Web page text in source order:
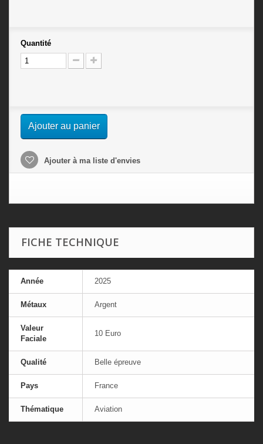
Quantité
Ajouter au panier
Ajouter à ma liste d'envies
FICHE TECHNIQUE
Année 2025
Métaux Argent
Valeur
Faciale
10 Euro
Qualité Belle épreuve
Pays France
Thématique Aviation